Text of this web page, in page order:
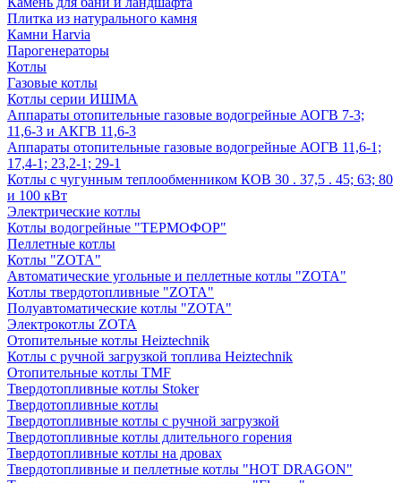
Плитка из натурального камня
Камни Harvia
Парогенераторы
Котлы
Газовые котлы
Котлы серии ИШМА
Аппараты отопительные газовые водогрейные АОГВ 7-3;
11,6-3 и АКГВ 11,6-3
Аппараты отопительные газовые водогрейные АОГВ 11,6-1;
17,4-1; 23,2-1; 29-1
Котлы с чугунным теплообменником КОВ 30 . 37,5 . 45; 63; 80
и 100 кВт
Электрические котлы
Котлы водогрейные "ТЕРМОФОР"
Пеллетные котлы
Котлы "ZOTA"
Автоматические угольные и пеллетные котлы "ZOTA"
Котлы твердотопливные "ZOTA"
Полуавтоматические котлы "ZOTA"
Электрокотлы ZOTA
Отопительные котлы Heiztechnik
Котлы с ручной загрузкой топлива Heiztechnik
Отопительные котлы TMF
Твердотопливные котлы Stoker
Твердотопливные котлы
Твердотопливные котлы с ручной загрузкой
Твердотопливные котлы длительного горения
Твердотопливные котлы на дровах
Твердотопливные и пеллетные котлы "HOT DRAGON"